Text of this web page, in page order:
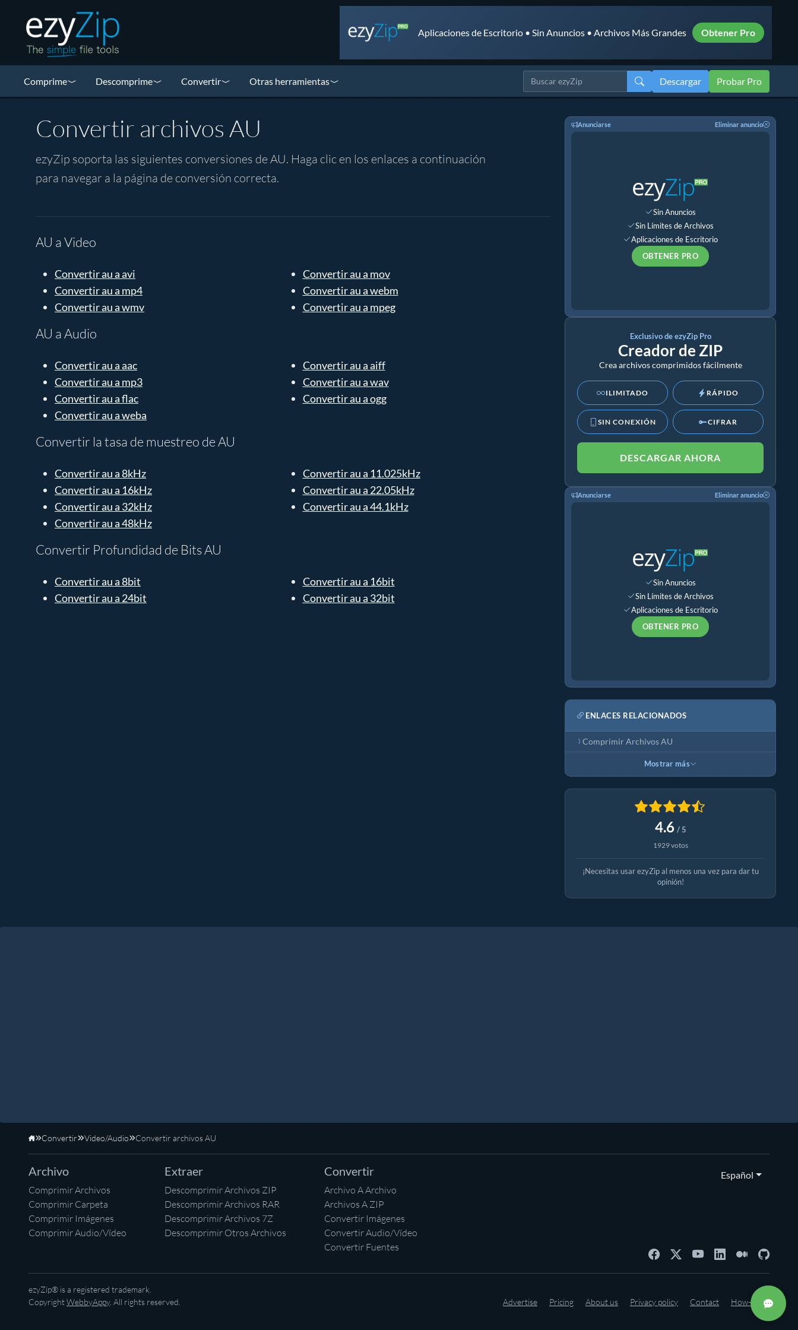
Aplicaciones de Escritorio • Sin Anuncios • Archivos Más Grandes Obtener Pro
Comprime Descomprime Convertir Otras herramientas Descargar Probar Pro
Convertir archivos AU
ezyZip soporta las siguientes conversiones de AU. Haga clic en los enlaces a continuación
para navegar a la página de conversión correcta.
AU a Video
Convertir au a avi
Convertir au a mov
Convertir au a mp4
Convertir au a webm
Convertir au a wmv
Convertir au a mpeg
AU a Audio
Convertir au a aac
Convertir au a aiff
Convertir au a mp3
Convertir au a wav
Convertir au a flac
Convertir au a ogg
Convertir au a weba
Convertir la tasa de muestreo de AU
Convertir au a 8kHz
Convertir au a 11.025kHz
Convertir au a 16kHz
Convertir au a 22.05kHz
Convertir au a 32kHz
Convertir au a 44.1kHz
Convertir au a 48kHz
Convertir Profundidad de Bits AU
Convertir au a 8bit
Convertir au a 16bit
Convertir au a 24bit
Convertir au a 32bit
Anunciarse Eliminar anuncio
Sin Anuncios
Sin Límites de Archivos
Aplicaciones de Escritorio
OBTENER PRO
Exclusivo de ezyZip Pro
Creador de ZIP
Crea archivos comprimidos fácilmente
ILIMITADO RÁPIDO
SIN CONEXIÓN CIFRAR
DESCARGAR AHORA
Anunciarse Eliminar anuncio
Sin Anuncios
Sin Límites de Archivos
Aplicaciones de Escritorio
OBTENER PRO
ENLACES RELACIONADOS
Comprimir Archivos AU
Mostrar más
4.6 / 5
1929 votos
¡Necesitas usar ezyZip al menos una vez para dar tu
opinión!
Inicio
Convertir Video/Audio Convertir archivos AU
Archivo
Comprimir Archivos
Comprimir Carpeta
Comprimir Imágenes
Comprimir Audio/Vídeo
Extraer
Descomprimir Archivos ZIP
Descomprimir Archivos RAR
Descomprimir Archivos 7Z
Descomprimir Otros Archivos
Convertir
Archivo A Archivo
Archivos A ZIP
Convertir Imágenes
Convertir Audio/Vídeo
Convertir Fuentes
Español
ezyZip® is a registered trademark.
CopyrightWebbyAppy. All rights reserved. Advertise Pricing About us Privacy policy Contact How-to's